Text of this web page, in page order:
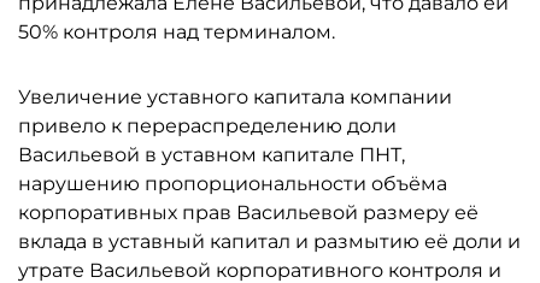
50% контроля над терминалом.
Увеличение уставного капитала компании
привело к перераспределению доли
Васильевой в уставном капитале ПНТ,
нарушению пропорциональности объёма
корпоративных прав Васильевой размеру её
вклада в уставный капитал и размытию её доли и
утрате Васильевой корпоративного контроля и